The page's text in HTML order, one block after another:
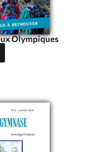
Olympiques